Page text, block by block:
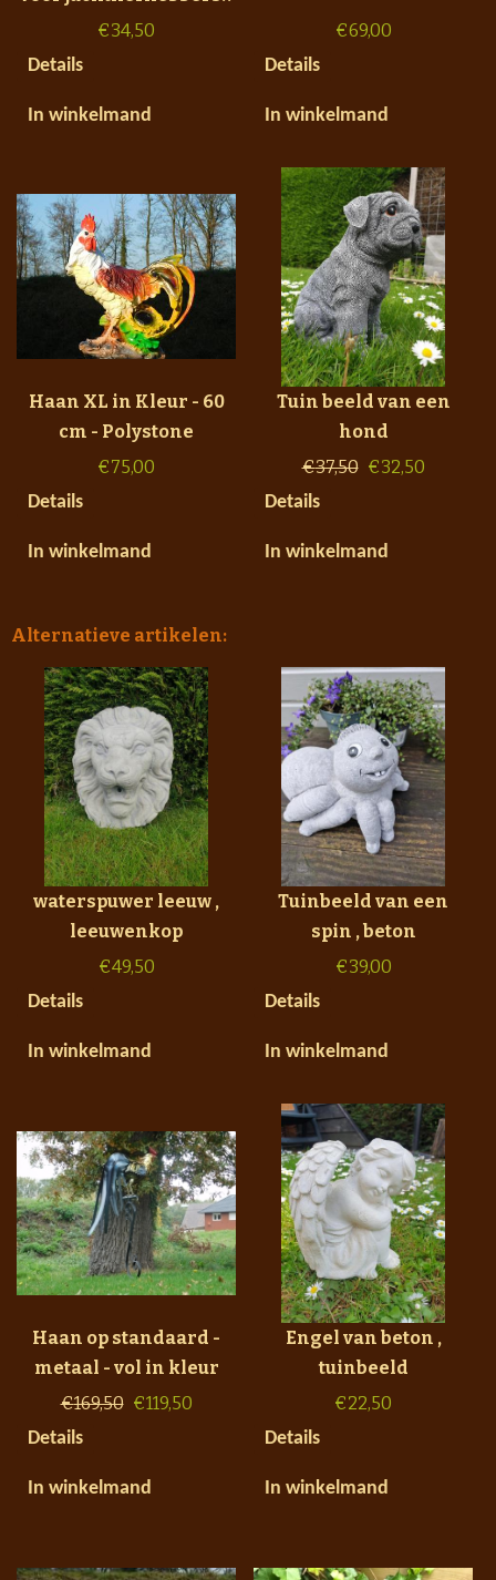
€34,50
Details
In winkelmand
€69,00
Details
In winkelmand
Haan XL in Kleur - 60
cm - Polystone
€75,00
Details
In winkelmand
Tuin beeld van een
hond
€37,50 €32,50
Details
In winkelmand
Alternatieve artikelen:
waterspuwer leeuw ,
leeuwenkop
€49,50
Details
In winkelmand
Tuinbeeld van een
spin , beton
€39,00
Details
In winkelmand
Haan op standaard -
metaal - vol in kleur
€169,50 €119,50
Details
In winkelmand
Engel van beton ,
tuinbeeld
€22,50
Details
In winkelmand